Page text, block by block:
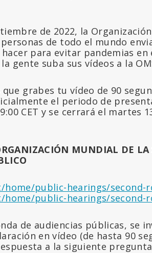
de 2022, la
de todo el mundo
para evitar pandemias
gente suba sus vídeos a la
grabes tu vídeo de 90
el periodo de
CET y se cerrará el martes
MUNDIAL DE
public-hearings/second-
public-hearings/
de audiencias públicas, se
en vídeo (de hasta 90
a la siguiente pregunta